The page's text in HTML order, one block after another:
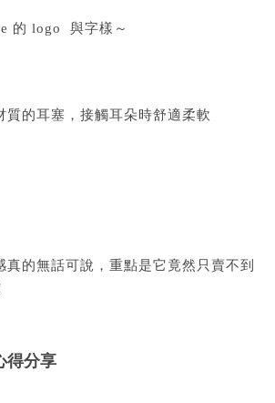
的 logo 與字樣～
質的耳塞，接觸耳朵時舒適柔軟
真的無話可說，重點是它竟然只賣不到
得分享